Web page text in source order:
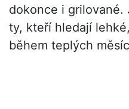
dokonce i grilované.
ty, kteří hledají
během teplých